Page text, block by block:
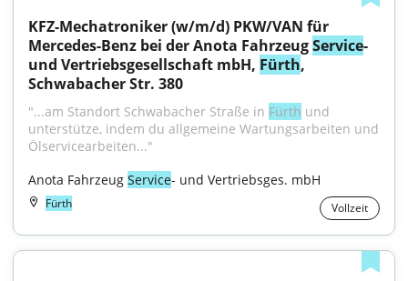
KFZ-Mechatroniker (w/m/d) PKW/VAN für
Mercedes-Benz bei der Anota Fahrzeug Service-
und Vertriebsgesellschaft mbH, Fürth,
Schwabacher Str. 380
"...am Standort Schwabacher Straße in Fürth und
unterstütze, indem du allgemeine Wartungsarbeiten und
Ölservicearbeiten..."
Anota Fahrzeug Service- und Vertriebsges. mbH
Fürth Vollzeit